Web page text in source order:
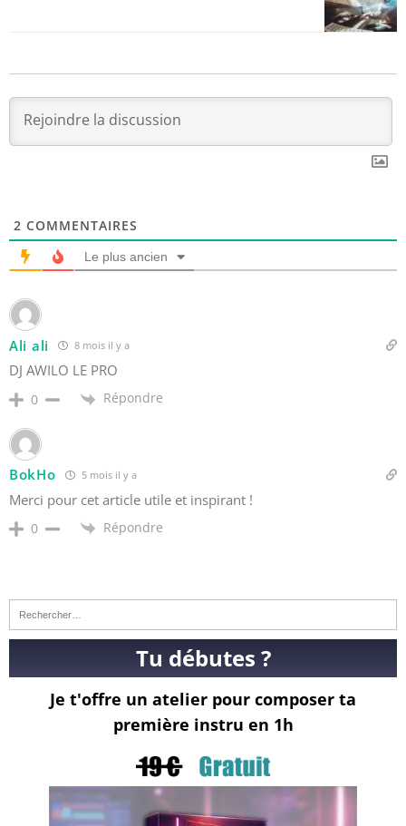
2 COMMENTAIRES
Le plus ancien
Ali ali 8 mois il y a
DJ AWILO LE PRO
0 Répondre
BokHo 5 mois il y a
Merci pour cet article utile et inspirant !
0 Répondre
Tu débutes ?
Je t'offre un atelier pour composer ta
première instru en 1h